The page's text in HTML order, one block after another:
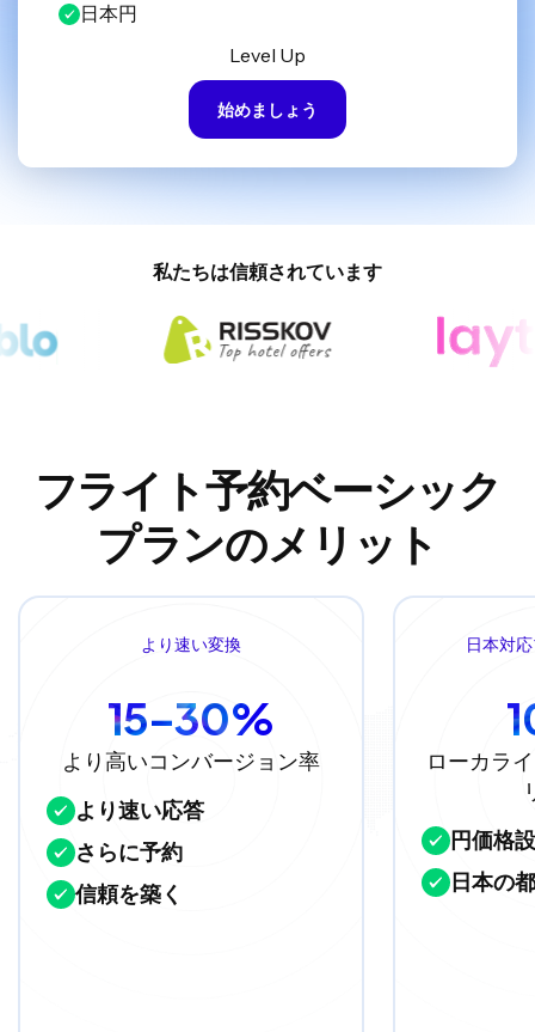
日本円
Level Up
始めましょう
私たちは信頼されています
フライト予約ベーシック
プランのメリット
より速い変換
15–30%
より高いコンバージョン率
より速い応答
さらに予約
信頼を築く
日本対
ローカラ
円価格
日本の